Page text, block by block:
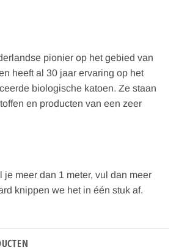
pionier op het gebied van
heeft al 30 jaar ervaring op het
biologische katoen. Ze staan
en producten van een zeer
je meer dan 1 meter, vul dan meer
knippen we het in één stuk af.